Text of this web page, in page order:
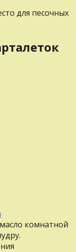
для песочных
комнатной